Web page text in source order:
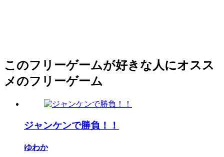
このフリーゲームが好きな人にオスス
メのフリーゲーム
ジャンケンで勝負！！
ゆわか